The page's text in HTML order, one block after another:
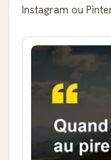
Instagram ou